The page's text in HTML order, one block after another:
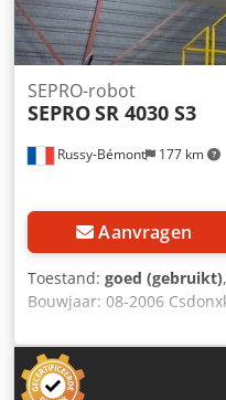
Russy-Bémont 177 km
SEPRO-robot
SEPROSR 4030 S3
Aanvragen
Toestand: goed (gebruikt)
Bouwjaar: 08-2006